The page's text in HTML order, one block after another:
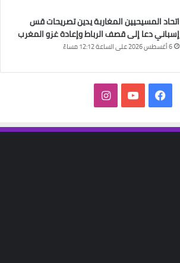
اتحاد المسيحيين المغاربة يدين تصريحات قس
إسباني دعا إلى قصف الرباط وإعادة غزو المغرب
6 أغسطس 2026 على الساعة 12:12 مساءً
فيسبوك‫YouTubeانستقرام